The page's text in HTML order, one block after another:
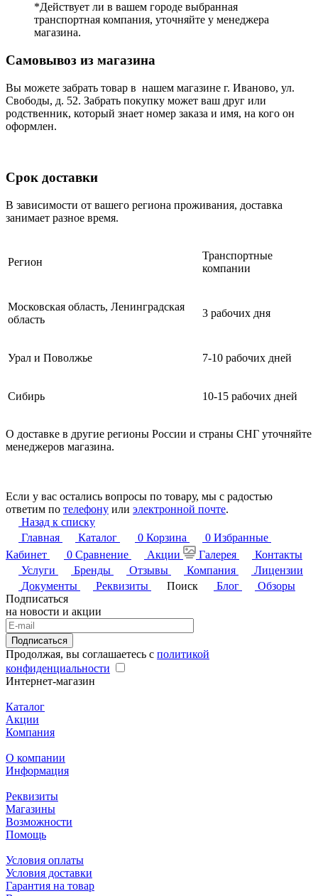
*Действует ли в вашем городе выбранная
транспортная компания, уточняйте у менеджера
магазина.
Самовывоз из магазина
Вы можете забрать товар в нашем магазине г. Иваново, ул.
Свободы, д. 52. Забрать покупку может ваш друг или
родственник, который знает номер заказа и имя, на кого он
оформлен.
Срок доставки
В зависимости от вашего региона проживания, доставка
занимает разное время.
Регион
Транспортные
компании
Московская область, Ленинградская
область
3 рабочих дня
Урал и Поволжье 7-10 рабочих дней
Сибирь 10-15 рабочих дней
О доставке в другие регионы России и страны СНГ уточняйте
менеджеров магазина.
Если у вас остались вопросы по товару, мы с радостью
ответим по телефону или электронной почте.
Назад к списку
Главная
Каталог 0 Корзина 0 Избранные
Кабинет
0 Сравнение Акции Галерея
Контакты
Услуги
Бренды Отзывы Компания
Лицензии
Документы
Реквизиты Поиск Блог
Обзоры
Подписаться
на новости и акции
Подписаться
Продолжая, вы соглашаетесь с политикой
конфиденциальности
Интернет-магазин
Каталог
Акции
Компания
О компании
Информация
Реквизиты
Магазины
Возможности
Помощь
Условия оплаты
Условия доставки
Гарантия на товар